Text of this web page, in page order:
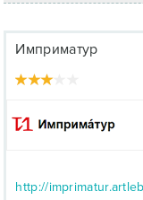
Имприматур
http://